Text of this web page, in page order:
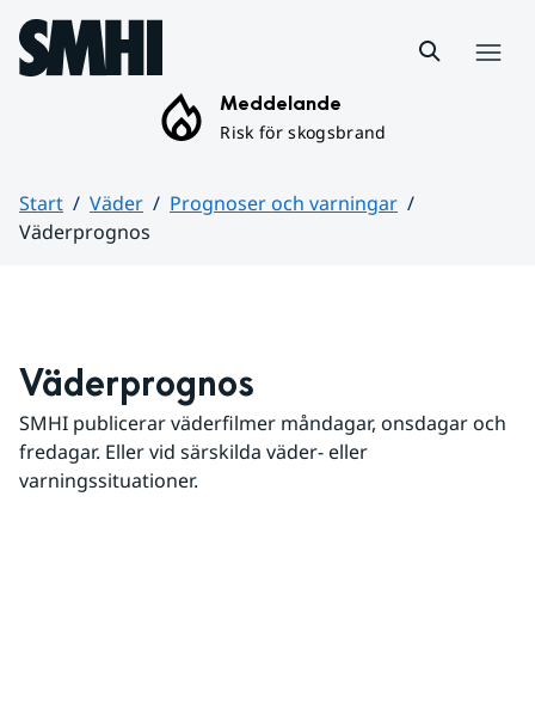
Hoppa till sidans innehåll
Meddelande
Risk för skogsbrand
Start Väder
Prognoser och varningar
Väderprognos
Väderprognos
SMHI publicerar väderfilmer måndagar, onsdagar och
fredagar. Eller vid särskilda väder- eller
varningssituationer.